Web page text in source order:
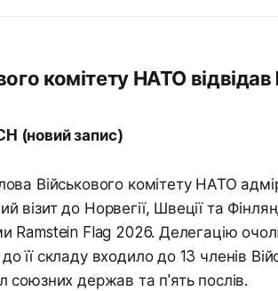
комітету НАТО
(новий запис)
Військового комітету НАТО
візит до Норвегії, Швеції та
Ramstein Flag 2026. Делегацію
її складу входило до 13 членів
союзних держав та п'ять послів.